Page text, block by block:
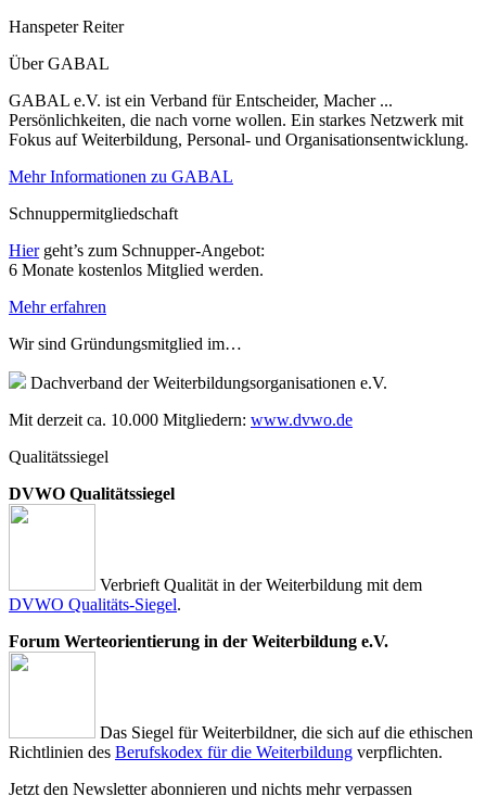
Hanspeter Reiter
Über GABAL
GABAL e.V. ist ein Verband für Entscheider, Macher ...
Persönlichkeiten, die nach vorne wollen. Ein starkes Netzwerk mit
Fokus auf Weiterbildung, Personal- und Organisationsentwicklung.
Mehr Informationen zu GABAL
Schnuppermitgliedschaft
Hiergeht’s zum Schnupper-Angebot:
6 Monate kostenlos Mitglied werden.
Mehr erfahren
Wir sind Gründungsmitglied im…
Dachverband der Weiterbildungsorganisationen e.V.
Mit derzeit ca. 10.000 Mitgliedern: www.dvwo.de
Qualitätssiegel
DVWO Qualitätssiegel
Verbrieft Qualität in der Weiterbildung mit dem
DVWO Qualitäts-Siegel.
Forum Werteorientierung in der Weiterbildung e.V.
Das Siegel für Weiterbildner, die sich auf die ethischen
Richtlinien des Berufskodex für die Weiterbildung verpflichten.
Jetzt den Newsletter abonnieren und nichts mehr verpassen